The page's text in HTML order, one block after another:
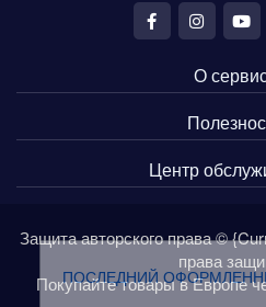
ПОСЛЕДНИЙ
О
Центр
Защита авторского права ©
права
Покупайте товары в Европе